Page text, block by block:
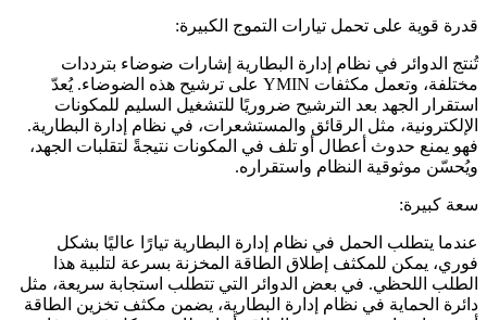
قدرة قوية على تحمل تيارات التموج الكبيرة:
تُنتج الدوائر في نظام إدارة البطارية إشارات ضوضاء بترددات
مختلفة، وتعمل مكثفات YMIN على ترشيح هذه الضوضاء. يُعدّ
استقرار الجهد بعد الترشيح ضروريًا للتشغيل السليم للمكونات
الإلكترونية، مثل الرقائق والمستشعرات، في نظام إدارة البطارية.
فهو يمنع حدوث أعطال أو تلف في المكونات نتيجةً لتقلبات الجهد،
ويُحسّن موثوقية النظام واستقراره.
سعة كبيرة:
عندما يتطلب الحمل في نظام إدارة البطارية تيارًا عاليًا بشكل
فوري، يمكن للمكثف إطلاق الطاقة المخزنة بسرعة لتلبية هذا
الطلب اللحظي. في بعض الدوائر التي تتطلب استجابة سريعة، مثل
دائرة الحماية في نظام إدارة البطارية، يضمن مكثف تخزين الطاقة